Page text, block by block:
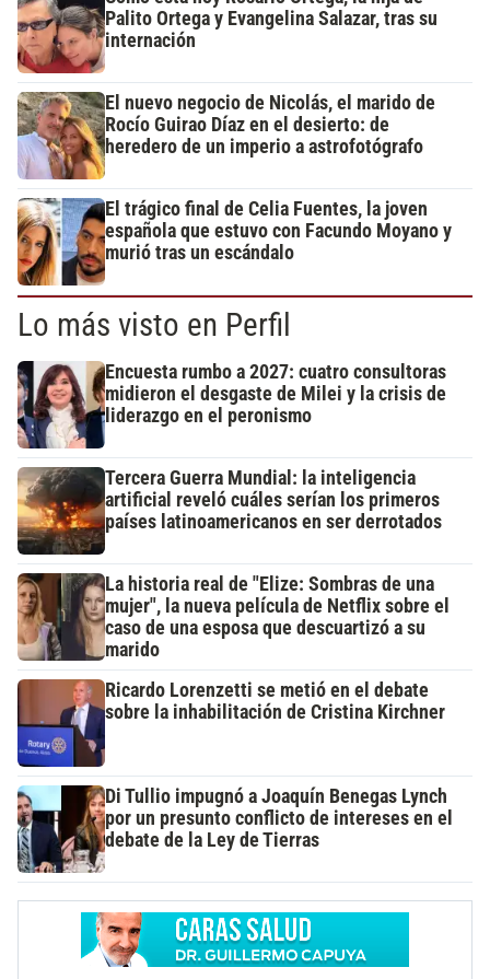
Palito Ortega y Evangelina Salazar, tras su
internación
El nuevo negocio de Nicolás, el marido de
Rocío Guirao Díaz en el desierto: de
heredero de un imperio a astrofotógrafo
El trágico final de Celia Fuentes, la joven
española que estuvo con Facundo Moyano y
murió tras un escándalo
Lo más visto en Perfil
Encuesta rumbo a 2027: cuatro consultoras
midieron el desgaste de Milei y la crisis de
liderazgo en el peronismo
Tercera Guerra Mundial: la inteligencia
artificial reveló cuáles serían los primeros
países latinoamericanos en ser derrotados
La historia real de "Elize: Sombras de una
mujer", la nueva película de Netflix sobre el
caso de una esposa que descuartizó a su
marido
Ricardo Lorenzetti se metió en el debate
sobre la inhabilitación de Cristina Kirchner
Di Tullio impugnó a Joaquín Benegas Lynch
por un presunto conflicto de intereses en el
debate de la Ley de Tierras